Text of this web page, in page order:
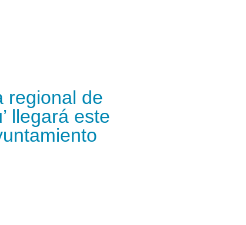
regional de
llegará este